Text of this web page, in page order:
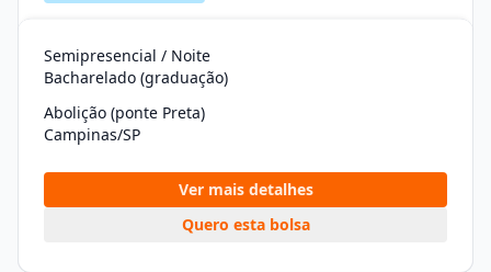
Semipresencial / Noite
Bacharelado (graduação)
Abolição (ponte Preta)
Campinas/SP
Ver mais detalhes
Quero esta bolsa